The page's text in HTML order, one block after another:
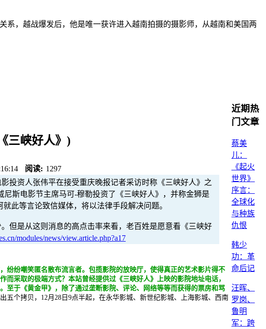
系，越战爆发后，他是唯一获许进入越南拍摄的摄影师，从越南和美国两
三峡好人》)
阅读: 1297
投资人张伟平在接受重庆晚报记者采访时称《三峡好人》之
尼斯电影节主席马可-穆勒投资了《三峡好人》，并称金狮是
此等言论致信媒体，将以法律手段解决问题。
但是从这则消息的高点击率来看，老百姓是愿意看《三峡好
modules/news/view.article.php?a17
纷纷嘲笑匿名散布流言者。包揽影院的放映厅，使得真正的艺术影片得不
采取的极端方式？本站曾经提供过《三峡好人》上映的影院地址电话，
至于《黄金甲》，除了通过垄断影院、评论、网络等等而获得的票房和骂
个拷贝，12月28日9点半起，在永华影城、新世纪影城、上海影城、西南
近期热
门文章
蔡美
儿：
《起火
世界》
序言：
全球化
与种族
仇恨
韩少
功：革
命后记
汪晖、
罗岗、
鲁明
军：跨